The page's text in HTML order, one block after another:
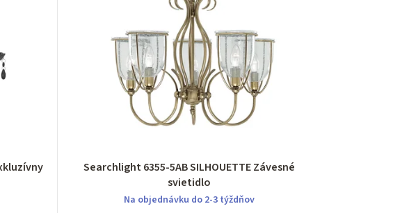
Searchlight 6355-5AB SILHOUETTE Závesné
svietidlo
Na objednávku do 2-3 týždňov